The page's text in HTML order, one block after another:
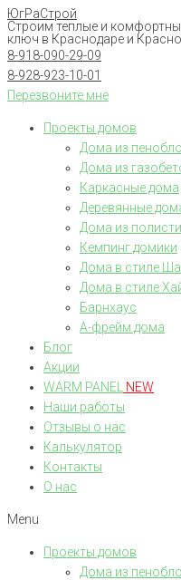
Перейти
к
контенту
ЮгРаСтрой
Строим теплые и
ключ в Краснодаре и
8-918-090-29-09
8-928-923-10-01
Перезвоните мне
Проекты домов
Дома из
Дома из
Каркасные дома
Деревянные
Дома из
Кемпинг домики
Дома в стиле
Дома в стиле
Барнхаус
А-фрейм дома
Блог
Акции
WARM PANEL
NEW
Наши работы
Отзывы о нас
Калькулятор
Контакты
О нас
Menu
Проекты домов
Дома из